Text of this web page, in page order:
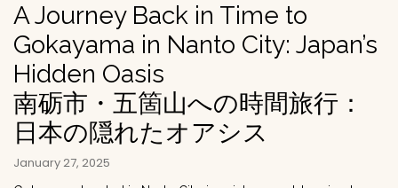
A Journey Back in Time to
Gokayama in Nanto City: Japan’s
Hidden Oasis
南砺市・五箇山への時間旅行：
日本の隠れたオアシス
January 27, 2025